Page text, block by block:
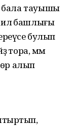
бала тауышы
башлығы
булып
тора, әммә
алып